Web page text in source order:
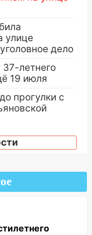
улице
дело
летнего
19 июля
прогулки с
будут
и
аварий в